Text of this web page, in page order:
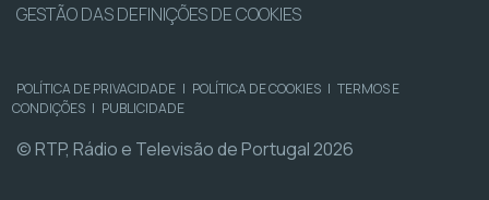
GESTÃO DAS DEFINIÇÕES DE COOKIES
POLÍTICA DE PRIVACIDADE | POLÍTICA DE COOKIES | TERMOS E
CONDIÇÕES | PUBLICIDADE
© RTP, Rádio e Televisão de Portugal 2026